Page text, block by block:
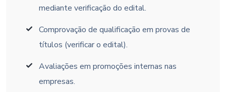
mediante verificação do edital.
Comprovação de qualificação em provas de
títulos (verificar o edital).
Avaliações em promoções internas nas
empresas.